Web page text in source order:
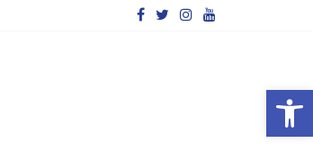
Barra de Ferramentas Aberta